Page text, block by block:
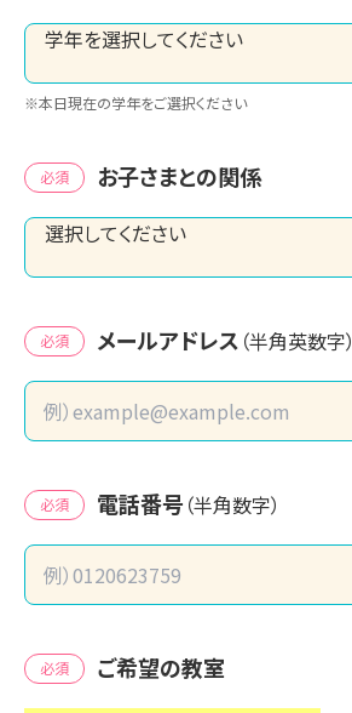
※本日現在の学年をご選択ください
必須 お子さまとの関係
必須 メールアドレス （半角英数字）
必須 電話番号 （半角数字）
必須 ご希望の教室